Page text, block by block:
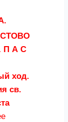
П А С
ход.
св.